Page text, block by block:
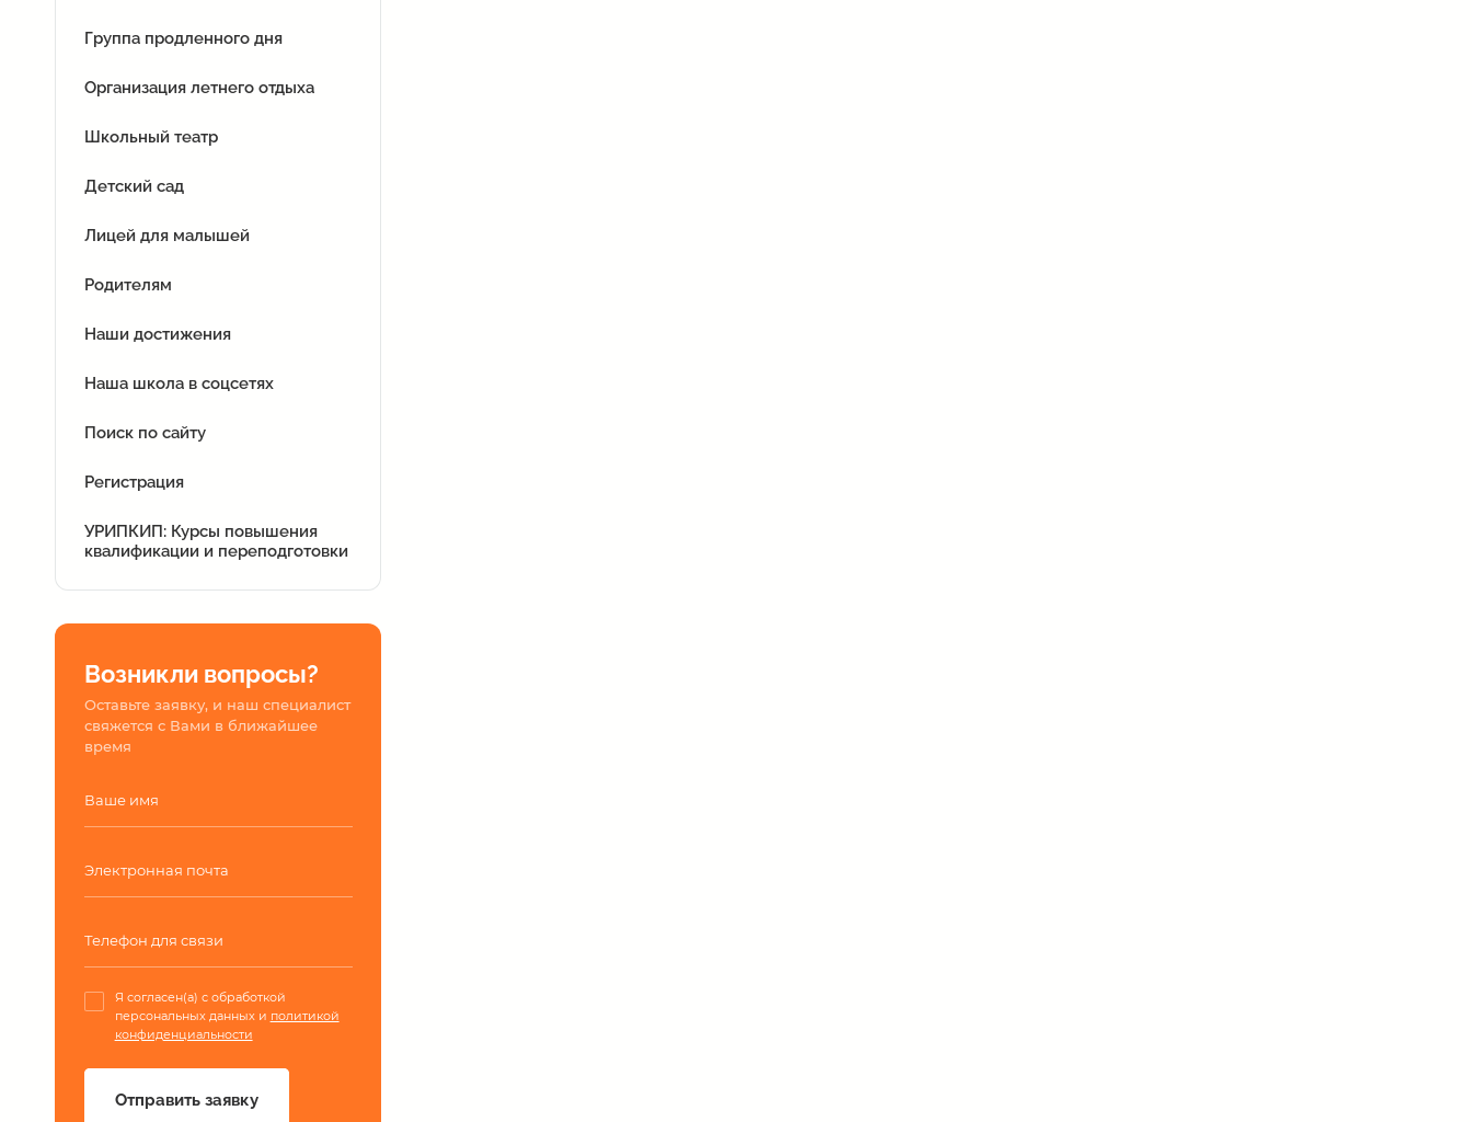
Группа продленного дня
Организация летнего отдыха
Школьный театр
Детский сад
Лицей для малышей
Родителям
Наши достижения
Наша школа в соцсетях
Поиск по сайту
Регистрация
УРИПКИП: Курсы повышения
квалификации и переподготовки
Возникли вопросы?
Оставьте заявку, и наш специалист
свяжется с Вами в ближайшее
время
Я согласен(а) с обработкой
персональных данных и политикой
конфиденциальности
Отправить заявку